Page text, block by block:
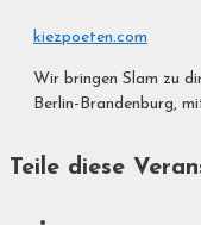
kiezpoeten.com
Wir bringen Slam zu
Berlin-Brandenburg,
Teile diese